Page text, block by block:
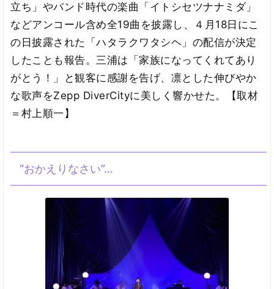
立ち」やバンド時代の楽曲「イトシセツナナミダ」
などアンコール含め全19曲を披露し、４月18日にこ
の日披露された「ハタラクワタシヘ」の配信が決定
したことも報告。三浦は「家族になってくれてあり
がとう！」と観客に感謝を告げ、凛とした伸びやか
な歌声をZepp DiverCityに美しく響かせた。【取材
＝村上順一】
“おかえりなさい”…